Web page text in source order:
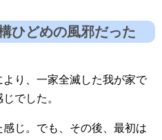
ひどめの風邪だった
より、一家全滅した我が家で
でした。
じ。でも、その後、最初は